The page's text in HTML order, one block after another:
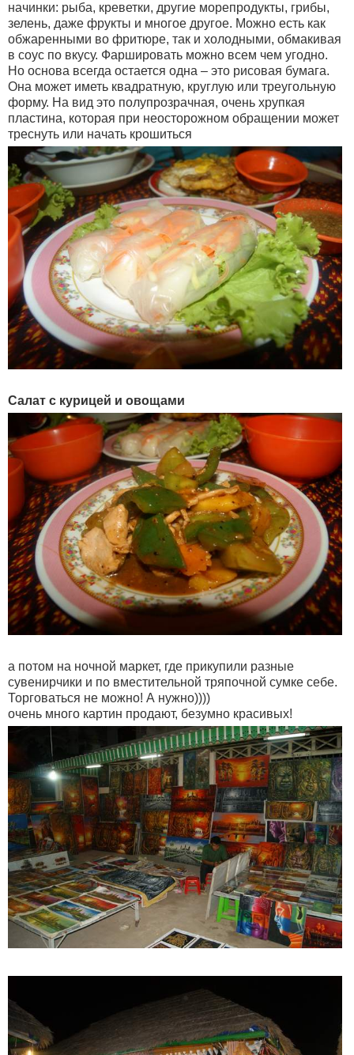
начинки: рыба, креветки, другие морепродукты, грибы,
зелень, даже фрукты и многое другое. Можно есть как
обжаренными во фритюре, так и холодными, обмакивая
в соус по вкусу. Фаршировать можно всем чем угодно.
Но основа всегда остается одна – это рисовая бумага.
Она может иметь квадратную, круглую или треугольную
форму. На вид это полупрозрачная, очень хрупкая
пластина, которая при неосторожном обращении может
треснуть или начать крошиться
Салат с курицей и овощами
а потом на ночной маркет, где прикупили разные
сувенирчики и по вместительной тряпочной сумке себе.
Торговаться не можно! А нужно))))
очень много картин продают, безумно красивых!